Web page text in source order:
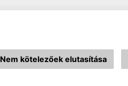
Nem kötelezőek elutasítása